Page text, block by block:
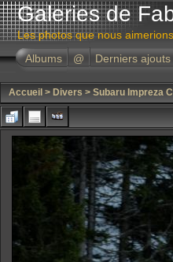
Galeries de
Les photos que nous
Albums
@ Derniers ajouts
Accueil > Divers > Subaru Impreza